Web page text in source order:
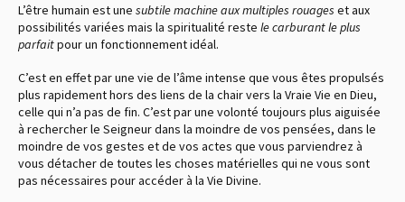
L’être humain est une subtile machine aux multiples rouages et aux
possibilités variées mais la spiritualité reste le carburant le plus
parfaitpour un fonctionnement idéal.
C’est en effet par une vie de l’âme intense que vous êtes propulsés
plus rapidement hors des liens de la chair vers la Vraie Vie en Dieu,
celle qui n’a pas de fin. C’est par une volonté toujours plus aiguisée
à rechercher le Seigneur dans la moindre de vos pensées, dans le
moindre de vos gestes et de vos actes que vous parviendrez à
vous détacher de toutes les choses matérielles qui ne vous sont
pas nécessaires pour accéder à la Vie Divine.